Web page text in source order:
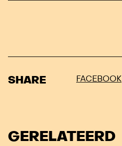
SHARE FACEBOOK
GERELATEERD